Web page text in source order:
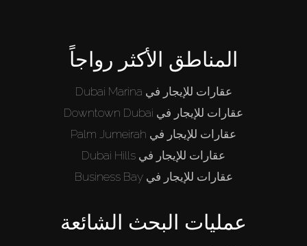
المناطق الأكثر رواجاً
عقارات للإيجار في Dubai Marina
عقارات للإيجار في Downtown Dubai
عقارات للإيجار في Palm Jumeirah
عقارات للإيجار في Dubai Hills
عقارات للإيجار في Business Bay
عمليات البحث الشائعة